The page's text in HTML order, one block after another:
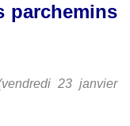
parchemins
23 janvier